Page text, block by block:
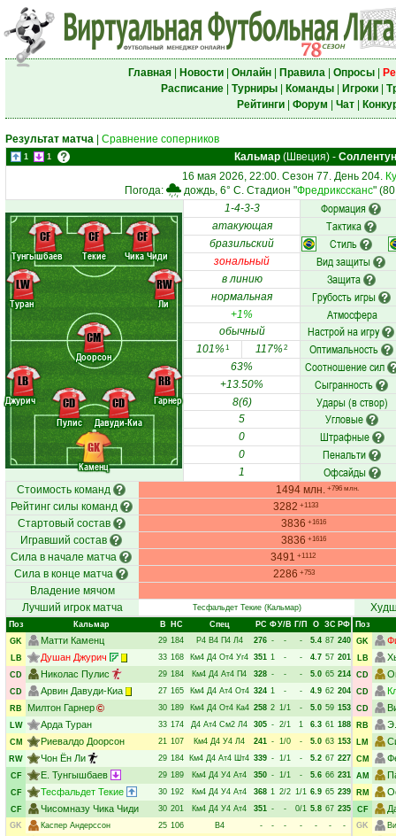
Главная| Новости| Онлайн| Правила| Опросы|
Расписание| Турниры| Команды| Игроки|
Рейтинги| Форум Чат|
Результат матча Сравнение соперников
1 1 Кальмар(Швеция)-
16 мая 2026, 22:00. Сезон 77. День 204.
Погода:
дождь, 6° C. Стадион "Фредрикссканс"
Каменц
Джурич
Пулис
Давуди-Киа
Гарнер
Туран
Доорсон
Ли
Тунгышбаев Текие Чика Чиди
GK
LB
CD
CD
RB
LW
CM
RW
CF CF CF
1-4-3-3 Формация
атакующая Тактика
бразильский Стиль
зональный Вид защиты
в линию Защита
нормальная Грубость игры
+1% Атмосфера
обычный Настрой на игру
101%1 117%2 Оптимальность
63% Соотношение сил
+13.50% Сыгранность
8(6) Удары (в створ)
5 Угловые
0 Штрафные
0 Пенальти
1 Офсайды
Стоимость команд 1494 млн. +796 млн.
Рейтинг силы команд 3282 +1133
Стартовый состав 3836 +1616
Игравший состав 3836 +1616
Сила в начале матча 3491 +1112
Сила в конце матча 2286 +753
Владение мячом
Лучший игрок матча
Тесфальдет Текие(Кальмар)
Поз Кальмар В НC Спец РC ФУ/В Г/П О ЗС РФ
GK
Матти Каменц 29 184 Р4 В4 П4 Л4 276 - - - 5.4 87 240
LB
Душан Джурич 33 168 Км4 Д4 От4 Уг4 351 1 - - 4.7 57 201
CD
Николас Пулис 29 184 Км4 Д4 Ат4 П4 328 - - - 5.0 65 214
CD
Арвин Давуди-Киа 27 165 Км4 Д4 Ат4 От4 324 1 - - 4.9 62 204
RB
Милтон Гарнер 30 189 Км4 Д4 От4 Ка4 258 2 1/1 - 5.0 59 153
LW
Арда Туран 33 174 Д4 Ат4 См2 Л4 305 - 2/1 1 6.3 61 188
CM
Риевалдо Доорсон 21 107 Км4 Д4 У4 Л4 241 - 1/0 - 5.0 63 153
RW
Чон Ён Ли 29 184 Км4 Д4 Ат4 Шт4 339 - 1/1 - 5.2 67 227
CF
Е. Тунгышбаев 29 189 Км4 Д4 У4 Ат4 350 - 1/1 - 5.6 66 231
CF
Тесфальдет Текие 30 192 Км4 Д4 У4 Ат4 368 1 2/2 1/1 6.9 65 239
CF
Чисомназу Чика Чиди 30 201 Км4 Д4 У4 Ат4 351 - - 0/1 5.8 67 235
GK
Каспер Андерссон 25 106 В4 - - - - - -
-
Поз
GK
LB
CD
CD
CD
RB
LM
CM
AM
RM
CF
GK